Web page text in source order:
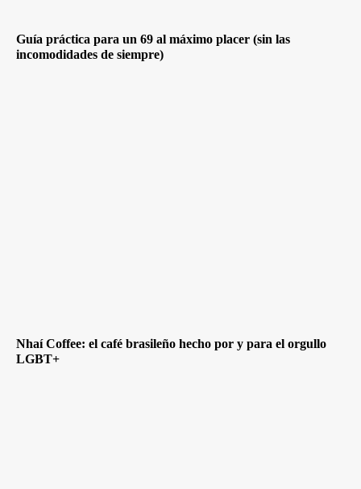
Guía práctica para un 69 al máximo placer (sin las
incomodidades de siempre)
Nhaí Coffee: el café brasileño hecho por y para el orgullo
LGBT+